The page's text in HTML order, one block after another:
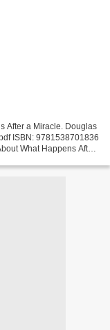
After a Miracle. Douglas
ISBN: 9781538701836
What Happens After